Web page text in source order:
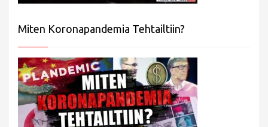
Miten Koronapandemia Tehtailtiin?